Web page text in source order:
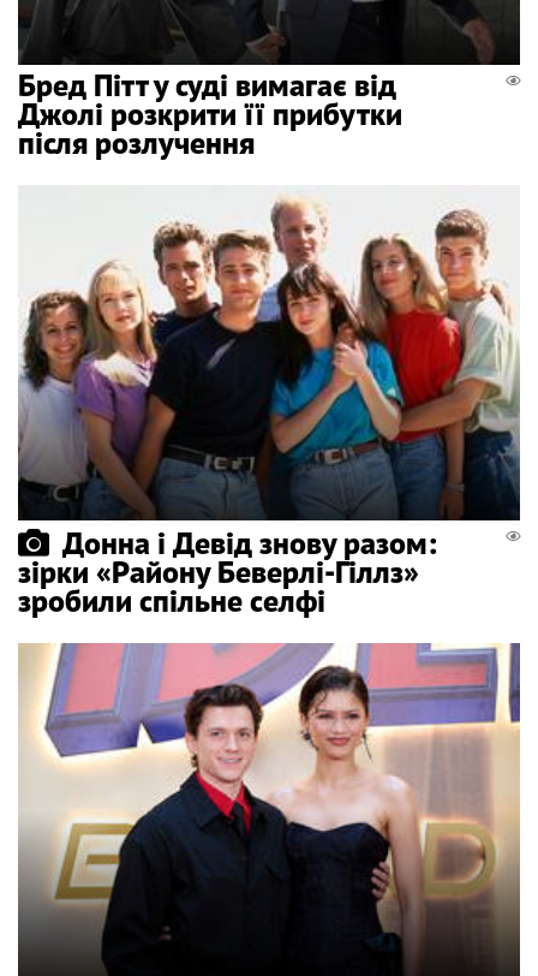
Бред Пітт у суді вимагає від
Джолі розкрити її прибутки
після розлучення
Донна і Девід знову разом:
зірки «Району Беверлі-Гіллз»
зробили спільне селфі